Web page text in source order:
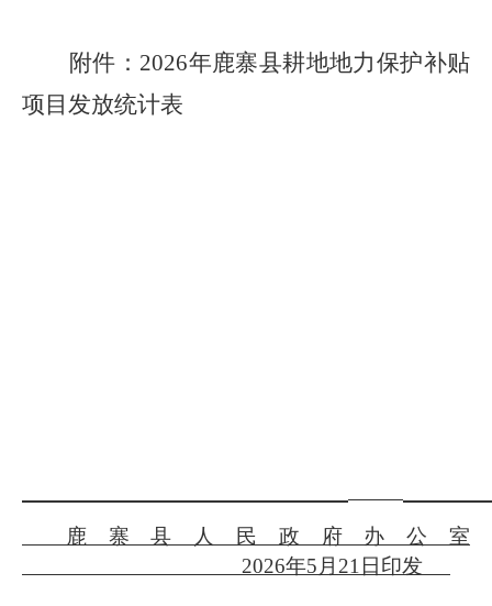
附件： 2026年鹿寨县耕地地力保护补贴
项目发放统计表
鹿寨县人民政府办公室
2026年5月 21 日印发